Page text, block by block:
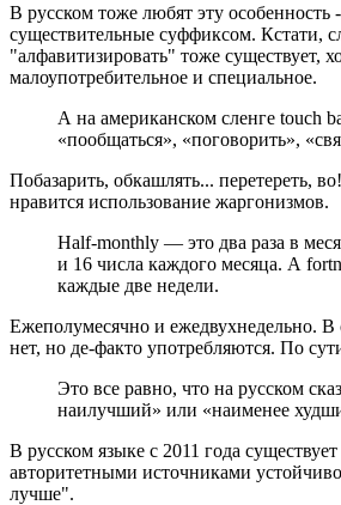
В русском тоже любят эту особенность
существительные суффиксом. Кстати,
"алфавитизировать" тоже существует,
малоупотребительное и специальное.
А на американском сленге touch
«пообщаться», «поговорить»,
Побазарить, обкашлять... перетереть,
нравится использование жаргонизмов.
Half-monthly — это два раза в
и 16 числа каждого месяца. А
каждые две недели.
Ежеполумесячно и ежедвухнедельно. В
нет, но де-факто употребляются. По
Это все равно, что на русском
наилучший» или «наименее
В русском языке с 2011 года
авторитетными источниками
лучше".